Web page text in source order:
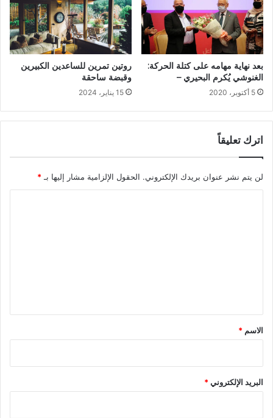
بعد نهاية مهامه على كتلة الحركة:
الغنوشي يُكرم البحيري –
5 أكتوبر، 2020
روتين تمرين للساعدين الكبيرين
وقبضة ساحقة
15 يناير، 2024
اترك تعليقاً
لن يتم نشر عنوان بريدك الإلكتروني. الحقول الإلزامية مشار إليها بـ *
*
الاسم *
البريد الإلكتروني*